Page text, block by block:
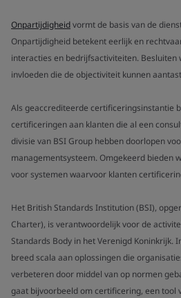
Onpartijdigheidvormt de basis van de
Onpartijdigheid betekent eerlijk en
interacties en bedrijfsactiviteiten. Besluiten
invloeden die de objectiviteit kunnen
Als geaccrediteerde certificeringsinstantie
certificeringen aan klanten die al een
divisie van BSI Group hebben doorlopen
managementsysteem. Omgekeerd bieden
voor systemen waarvoor klanten
Het British Standards Institution (BSI),
Charter), is verantwoordelijk voor de
Standards Body in het Verenigd Koninkrijk.
breed scala aan oplossingen die
verbeteren door middel van op normen
gaat bijvoorbeeld om certificering, een tool